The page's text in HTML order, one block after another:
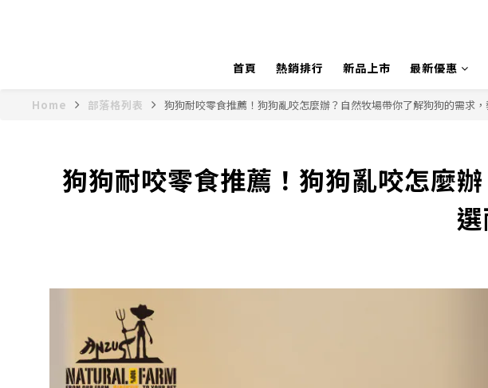
首頁 熱銷排行 新品上市 最新優惠
Home 部落格列表 狗狗耐咬零食推薦！狗狗亂咬怎麼辦？自然牧場帶你了解狗狗的需求，
狗狗耐咬零食推薦！狗狗亂咬怎麼